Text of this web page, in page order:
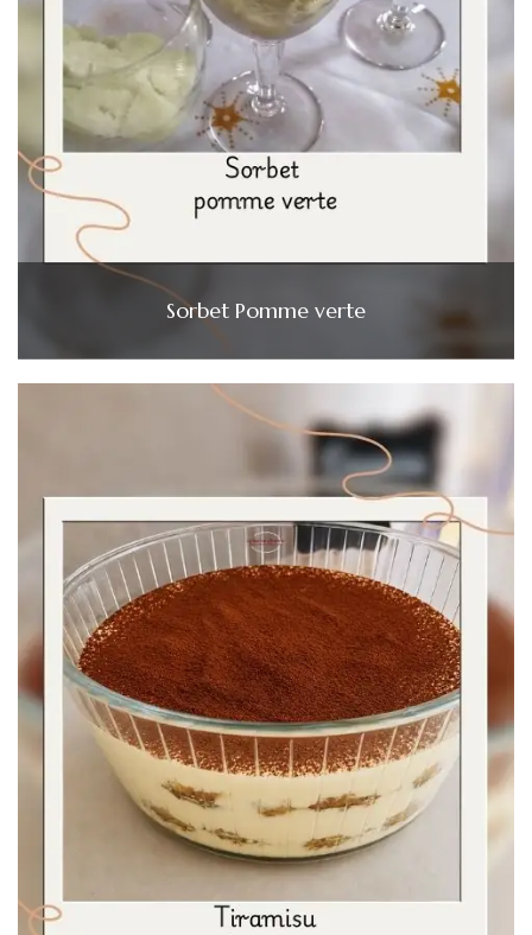
Sorbet Pomme verte